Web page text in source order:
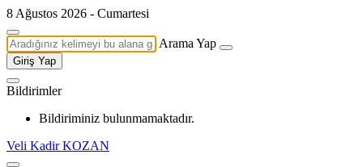
8 Ağustos 2026 - Cumartesi
Arama Yap
Giriş Yap
Bildirimler
Bildiriminiz bulunmamaktadır.
Veli Kadir KOZAN